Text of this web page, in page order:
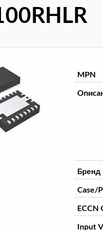
MPN
Бренд
Case/
ECCN
Input